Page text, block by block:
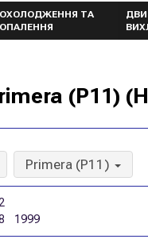
ОХОЛОДЖЕННЯ ТА
ОПАЛЕННЯ
(P11)
1999
Primera (P11)